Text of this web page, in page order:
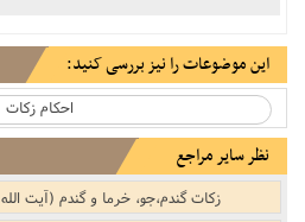
این موضوعات را نیز بررسی کنید:
احکام زکات
نظر سایر مراجع
زکات گندم،جو، خرما و گندم (آیت